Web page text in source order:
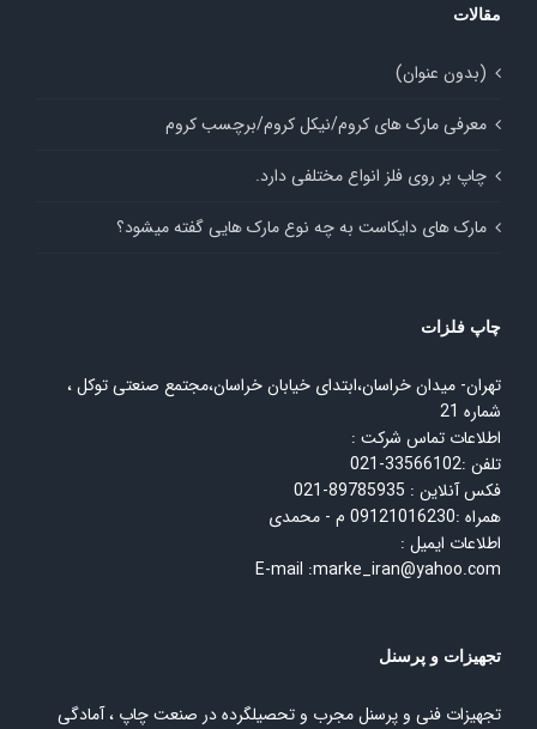
مقالات
(بدون عنوان)
معرفی مارک های کروم/نیکل کروم/برچسب کروم
چاپ بر‌ روی فلز انواع مختلفی دارد.
مارک های دایکاست به چه نوع مارک هایی گفته میشود؟
چاپ فلزات
تهران- میدان خراسان،ابتدای خیابان خراسان،مجتمع صنعتی توکل ،
شماره 21
اطلاعات تماس شرکت :
تلفن :33566102-021
فکس آنلاین : 89785935-021
همراه :09121016230 م - محمدی
اطلاعات ایمیل :
E-mail :marke_iran@yahoo.com
تجهیزات و پرسنل
تجهیزات فنی و پرسنل مجرب و تحصیلگرده در صنعت چاپ ، آمادگی